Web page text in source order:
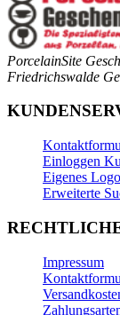
PorcelainSite
Friedrichswalde
Einloggen
Eigenes Logo
Erweiterte
Impressum